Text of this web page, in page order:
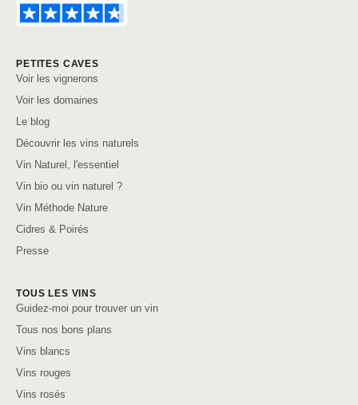
PETITES CAVES
Voir les vignerons
Voir les domaines
Le blog
Découvrir les vins naturels
Vin Naturel, l'essentiel
Vin bio ou vin naturel ?
Vin Méthode Nature
Cidres & Poirés
Presse
TOUS LES VINS
Guidez-moi pour trouver un vin
Tous nos bons plans
Vins blancs
Vins rouges
Vins rosés